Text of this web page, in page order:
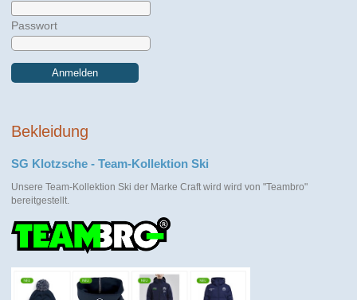
Passwort
Anmelden
Bekleidung
SG Klotzsche - Team-Kollektion Ski
Unsere Team-Kollektion Ski der Marke Craft wird wird von "Teambro"
bereitgestellt.